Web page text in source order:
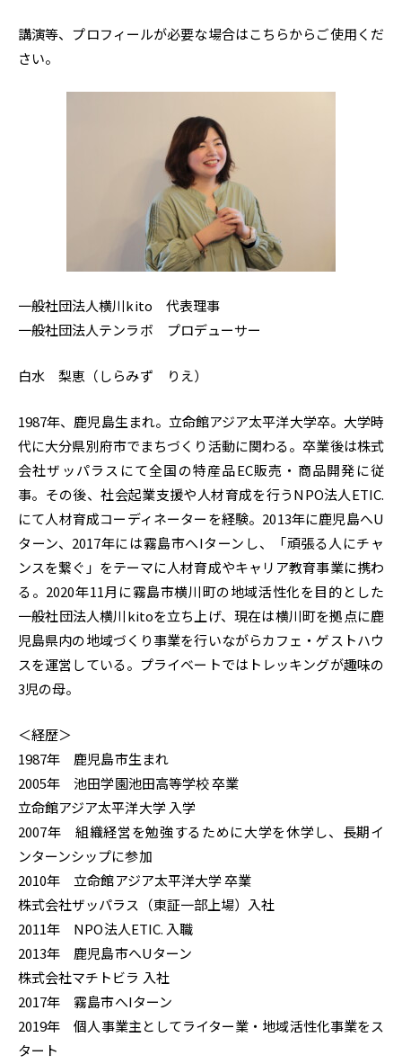
講演等、プロフィールが必要な場合はこちらからご使用くだ
さい。
一般社団法人横川kito 代表理事
一般社団法人テンラボ プロデューサー
白水 梨恵（しらみず りえ）
1987年、鹿児島生まれ。立命館アジア太平洋大学卒。大学時
代に大分県別府市でまちづくり活動に関わる。卒業後は株式
会社ザッパラスにて全国の特産品EC販売・商品開発に従
事。その後、社会起業支援や人材育成を行うNPO法人ETIC.
にて人材育成コーディネーターを経験。2013年に鹿児島へU
ターン、2017年には霧島市へIターンし、「頑張る人にチャ
ンスを繋ぐ」をテーマに人材育成やキャリア教育事業に携わ
る。2020年11月に霧島市横川町の地域活性化を目的とした
一般社団法人横川kitoを立ち上げ、現在は横川町を拠点に鹿
児島県内の地域づくり事業を行いながらカフェ・ゲストハウ
スを運営している。プライベートではトレッキングが趣味の
3児の母。
＜経歴＞
1987年 鹿児島市生まれ
2005年 池田学園池田高等学校 卒業
立命館アジア太平洋大学 入学
2007年 組織経営を勉強するために大学を休学し、長期イ
ンターンシップに参加
2010年 立命館アジア太平洋大学 卒業
株式会社ザッパラス（東証一部上場）入社
2011年 NPO法人ETIC. 入職
2013年 鹿児島市へUターン
株式会社マチトビラ 入社
2017年 霧島市へIターン
2019年 個人事業主としてライター業・地域活性化事業をス
タート